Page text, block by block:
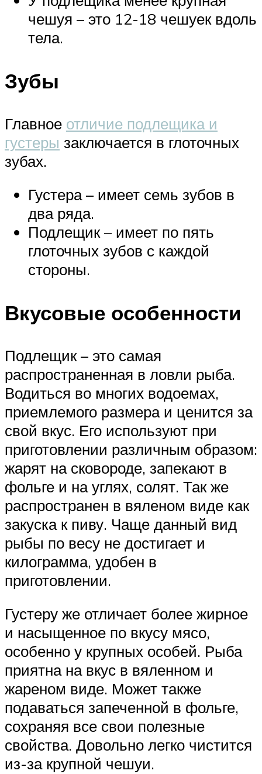
чешуя – это 12-18 чешуек вдоль
тела.
Зубы
Главное отличие подлещика и
густеры заключается в глоточных
зубах.
Густера – имеет семь зубов в
два ряда.
Подлещик – имеет по пять
глоточных зубов с каждой
стороны.
Вкусовые особенности
Подлещик – это самая
распространенная в ловли рыба.
Водиться во многих водоемах,
приемлемого размера и ценится за
свой вкус. Его используют при
приготовлении различным образом:
жарят на сковороде, запекают в
фольге и на углях, солят. Так же
распространен в вяленом виде как
закуска к пиву. Чаще данный вид
рыбы по весу не достигает и
килограмма, удобен в
приготовлении.
Густеру же отличает более жирное
и насыщенное по вкусу мясо,
особенно у крупных особей. Рыба
приятна на вкус в вяленном и
жареном виде. Может также
подаваться запеченной в фольге,
сохраняя все свои полезные
свойства. Довольно легко чистится
из-за крупной чешуи.